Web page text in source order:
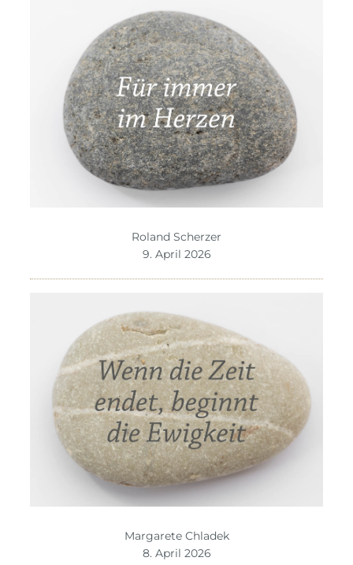
Roland Scherzer
9. April 2026
Margarete Chladek
8. April 2026